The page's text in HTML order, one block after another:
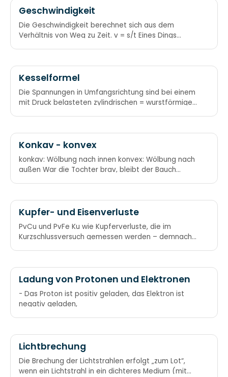
Geschwindigkeit
Die Geschwindigkeit berechnet sich aus dem
Verhältnis von Weg zu Zeit. v = s/t Eines Dings
Kesselformel
Die Spannungen in Umfangsrichtung sind bei einem
mit Druck belasteten zylindrischen = wurstförmigen
Konkav - konvex
konkav: Wölbung nach innen konvex: Wölbung nach
außen War die Tochter brav, bleibt der Bauch
Kupfer- und Eisenverluste
PvCu und PvFe Ku wie Kupferverluste, die im
Kurzschlussversuch gemessen werden – demnach
Ladung von Protonen und Elektronen
- Das Proton ist positiv geladen, das Elektron ist
negativ geladen,
Lichtbrechung
Die Brechung der Lichtstrahlen erfolgt „zum Lot“,
wenn ein Lichtstrahl in ein dichteres Medium (mit